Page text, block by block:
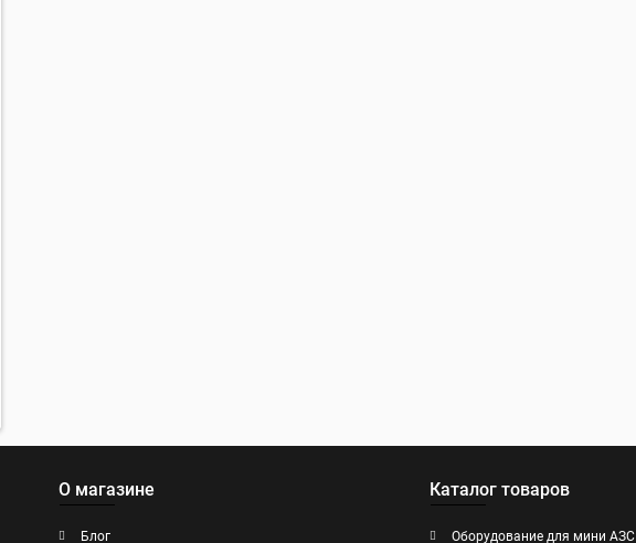
О магазине
Блог
Каталог товаров
Оборудование для мини АЗС